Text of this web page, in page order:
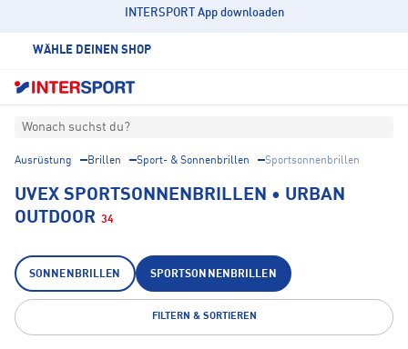
INTERSPORT App downloaden
WÄHLE DEINEN SHOP
Wonach suchst du?
Ausrüstung Brillen Sport- & Sonnenbrillen Sportsonnenbrillen
UVEX SPORTSONNENBRILLEN • URBAN
OUTDOOR 34
SONNENBRILLEN SPORTSONNENBRILLEN
FILTERN & SORTIEREN